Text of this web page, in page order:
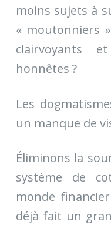
moins sujets à
« moutonniers
clairvoyants
honnêtes ?
Les
un manque de
Éliminons la
système de
monde
déjà fait un